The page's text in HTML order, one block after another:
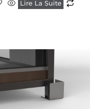
Lire La Suite